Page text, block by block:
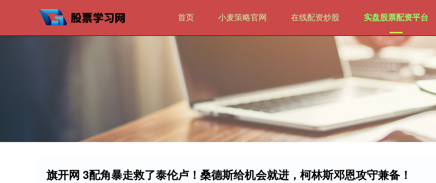
首页 小麦策略官网 在线配资炒股 实盘股票配资平台
旗开网 3配角暴走救了泰伦卢！桑德斯给机会就进，柯林斯邓恩攻守兼备！